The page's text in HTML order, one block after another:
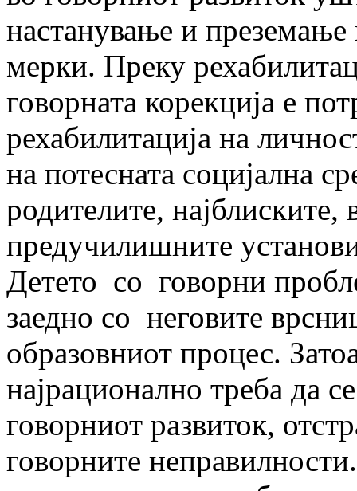
настанување и
мерки. Преку
говорната корекција е
рехабилитација на
на потесната социјална
родителите,
предучилишните
Детето со говорни
заедно со неговите
образовниот процес.
најрационално треба да
говорниот развиток,
говорните